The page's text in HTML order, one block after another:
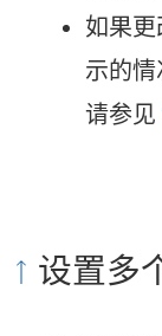
如果
示的情
请参见
设置多